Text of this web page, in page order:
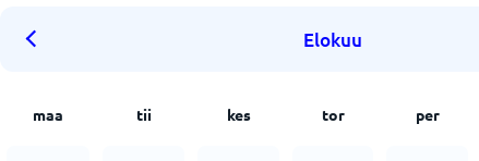
Elokuu
maa tii kes tor per